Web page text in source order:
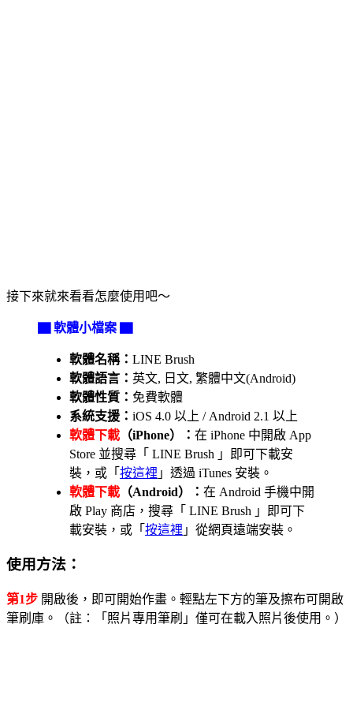
接下來就來看看怎麼使用吧～
▇ 軟體小檔案 ▇
軟體名稱： LINE Brush
軟體語言： 英文, 日文, 繁體中文(Android)
軟體性質： 免費軟體
系統支援： iOS 4.0 以上 / Android 2.1 以上
軟體下載 （iPhone）： 在 iPhone 中開啟 App
Store 並搜尋「 LINE Brush 」即可下載安
裝，或「 按這裡 」透過 iTunes 安裝。
軟體下載 （Android）： 在 Android 手機中開
啟 Play 商店，搜尋「 LINE Brush 」即可下
載安裝，或「 按這裡 」從網頁遠端安裝。
使用方法：
第1步 開啟後，即可開始作畫。輕點左下方的筆及擦布可開啟
筆刷庫。（註：「照片專用筆刷」僅可在載入照片後使用。）